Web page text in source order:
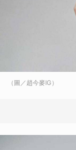
（圖／趙今麥IG）